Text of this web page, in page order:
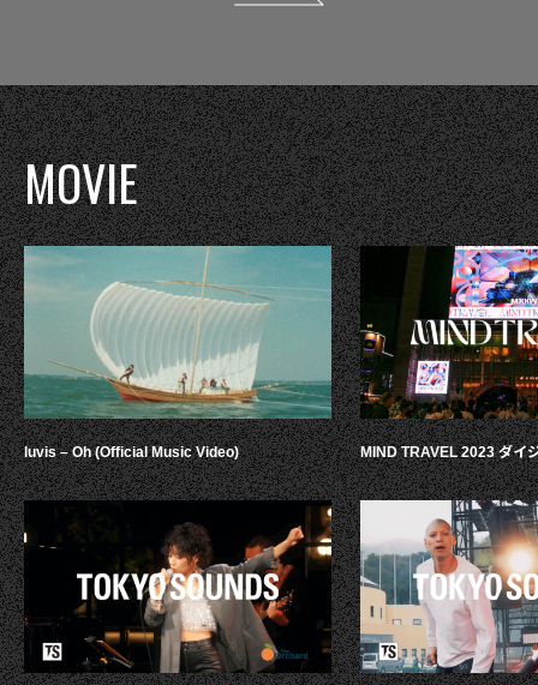
MOVIE
luvis – Oh (Official Music Video) MIND TRAVEL 2023 ダイ